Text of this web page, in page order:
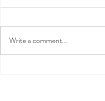
Write a comment...